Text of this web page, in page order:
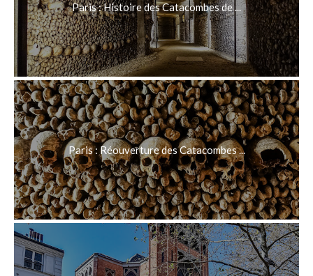
Paris : Histoire des Catacombes de ...
Paris : Réouverture des Catacombes ...